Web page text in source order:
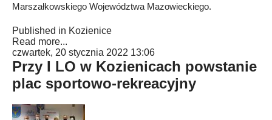
Marszałkowskiego Województwa Mazowieckiego.
Published in Kozienice
Read more...
czwartek, 20 stycznia 2022 13:06
Przy I LO w Kozienicach powstanie
plac sportowo-rekreacyjny